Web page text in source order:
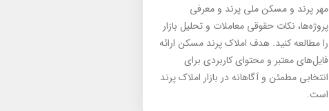
مهر پرند و مسکن ملی پرند و معرفی
پروژه‌ها، نکات حقوقی معاملات و تحلیل بازار
را مطالعه کنید. هدف املاک پرند مسکن ارائه
فایل‌های معتبر و محتوای کاربردی برای
انتخابی مطمئن و آگاهانه در بازار املاک پرند
است.